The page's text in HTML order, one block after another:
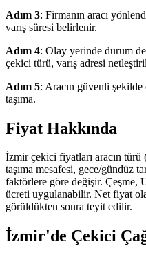
Adım 3: Firmanın aracı
varış süresi belirlenir.
Adım 4: Olay yerinde durum
çekici türü, varış adresi
Adım 5: Aracın güvenli
taşıma.
Fiyat Hakkında
İzmir çekici fiyatları aracın
taşıma mesafesi, gece/gündüz
faktörlere göre değişir. Çeşme,
ücreti uygulanabilir. Net fiyat
görüldükten sonra teyit edilir.
İzmir'de Çekici